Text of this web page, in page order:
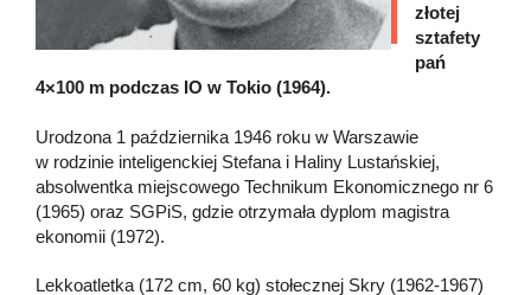
złotej
sztafety
pań
4×100 m podczas IO w Tokio (1964).
Urodzona 1 października 1946 roku w Warszawie
w rodzinie inteligenckiej Stefana i Haliny Lustańskiej,
absolwentka miejscowego Technikum Ekonomicznego nr 6
(1965) oraz SGPiS, gdzie otrzymała dyplom magistra
ekonomii (1972).
Lekkoatletka (172 cm, 60 kg) stołecznej Skry (1962-1967)